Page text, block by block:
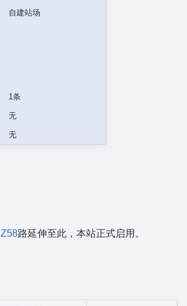
自建站场
1条
无
无
Z58路延伸至此，本站正式启用。